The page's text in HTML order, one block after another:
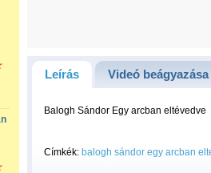
Leírás Videó beágyazása
Balogh Sándor Egy arcban eltévedve
Címkék: balogh sándor egy arcban